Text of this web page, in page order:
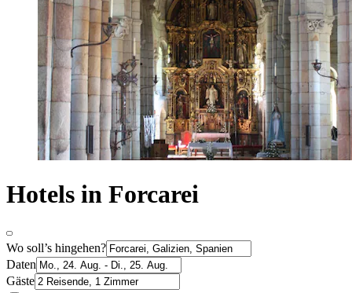
Hotels in Forcarei
Wo soll’s hingehen?
Daten
Gäste